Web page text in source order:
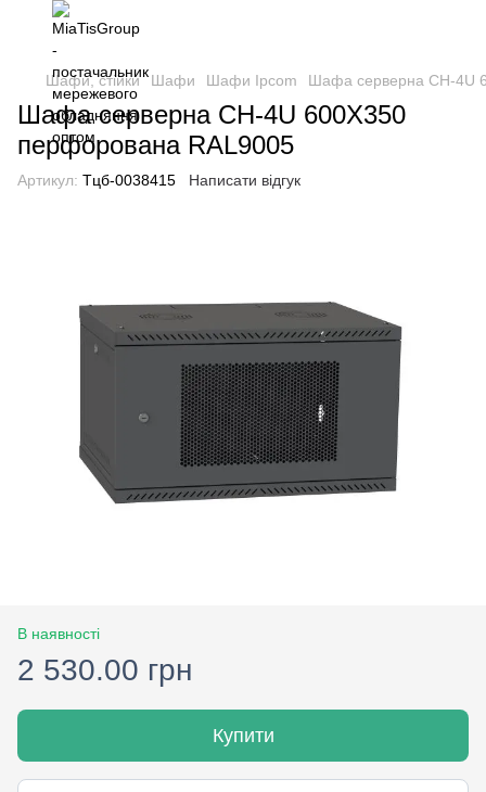
Шафи, стійки Шафи Шафи Ipcom Шафа серверна CH-4U
Шафа серверна CH-4U 600X350
перфорована RAL9005
Артикул: Тцб-0038415 Написати відгук
В наявності
2 530.00 грн
Купити